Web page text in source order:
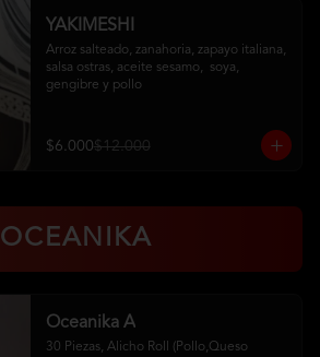
YAKIMESHI
Arroz salteado, zanahoria, zapayo italiana,
salsa ostras, aceite sesamo,  soya,
gengibre y pollo
$6.000$12.000
OCEANIKA
Oceanika A
30 Piezas, Alicho Roll (Pollo,Queso